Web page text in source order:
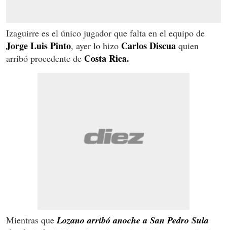
Izaguirre es el único jugador que falta en el equipo de
Jorge Luis Pinto, ayer lo hizo Carlos Discua quien
arribó procedente de Costa Rica.
Mientras que Lozano arribó anoche a San Pedro Sula